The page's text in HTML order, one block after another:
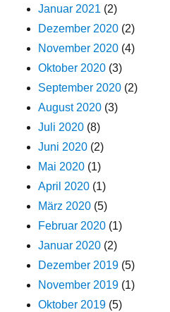
Januar 2021 (2)
Dezember 2020 (2)
November 2020 (4)
Oktober 2020 (3)
September 2020 (2)
August 2020 (3)
Juli 2020 (8)
Juni 2020 (2)
Mai 2020 (1)
April 2020 (1)
März 2020 (5)
Februar 2020 (1)
Januar 2020 (2)
Dezember 2019 (5)
November 2019 (1)
Oktober 2019 (5)